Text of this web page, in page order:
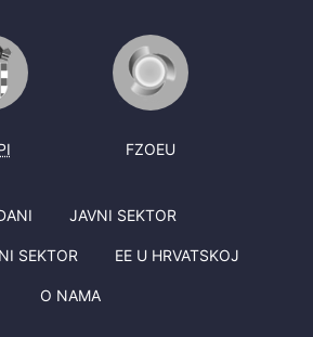
FZOEU
JAVNI SEKTOR
SEKTOR EE U HRVATSKOJ
O NAMA